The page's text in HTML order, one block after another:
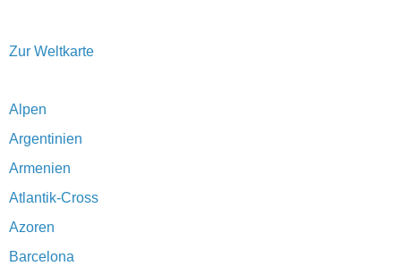
Zur Weltkarte
Alpen
Argentinien
Armenien
Atlantik-Cross
Azoren
Barcelona